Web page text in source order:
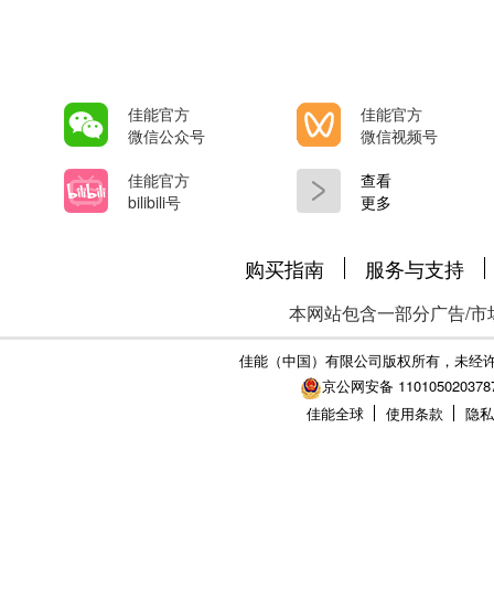
佳能官方
微信公众号
佳能官方
微信视频号
佳能官方
bilibili号
查看
更多
购买指南 服务与支持
本网站包含一部分广告/
佳能（中国）有限公司版权所有，未经
京公网安备
佳能全球
使用条款 隐